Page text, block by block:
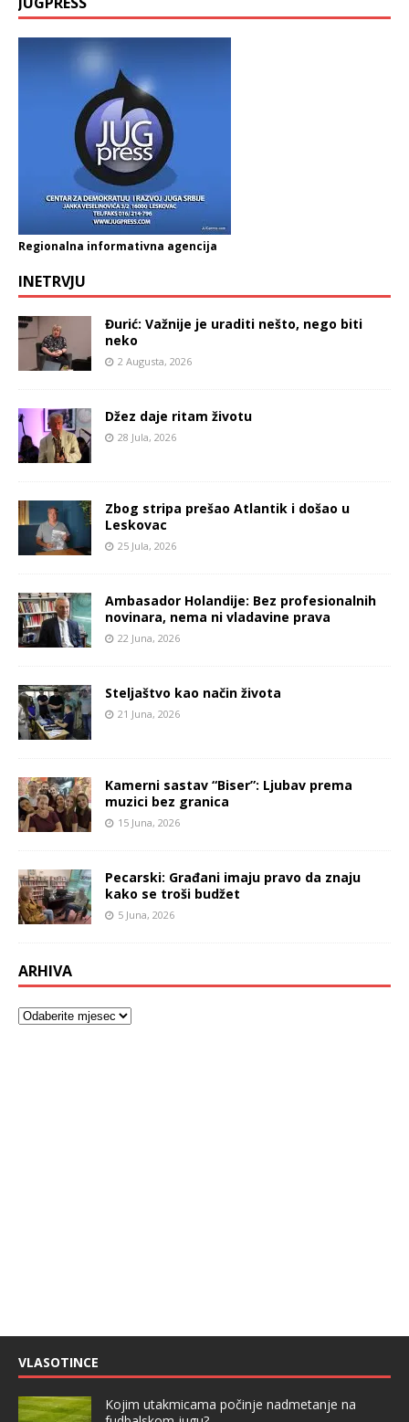
Regionalna informativna agencija
INETRVJU
Đurić: Važnije je uraditi nešto, nego biti
neko
2 Augusta, 2026
Džez daje ritam životu
28 Jula, 2026
Zbog stripa prešao Atlantik i došao u
Leskovac
25 Jula, 2026
Ambasador Holandije: Bez profesionalnih
novinara, nema ni vladavine prava
22 Juna, 2026
Steljaštvo kao način života
21 Juna, 2026
Kamerni sastav “Biser”: Ljubav prema
muzici bez granica
15 Juna, 2026
Pecarski: Građani imaju pravo da znaju
kako se troši budžet
5 Juna, 2026
ARHIVA
VLASOTINCE
Kojim utakmicama počinje nadmetanje na